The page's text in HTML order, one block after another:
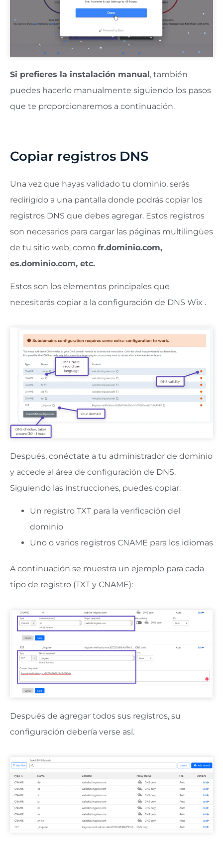
Si prefieres la instalación manual , también
puedes hacerlo manualmente siguiendo los pasos
que te proporcionaremos a continuación.
Copiar registros DNS
Una vez que hayas validado tu dominio, serás
redirigido a una pantalla donde podrás copiar los
registros DNS que debes agregar. Estos registros
son necesarios para cargar las páginas multilingües
de tu sitio web, como fr.dominio.com,
es.dominio.com, etc.
Estos son los elementos principales que
necesitarás copiar a la configuración de DNS Wix .
Después, conéctate a tu administrador de dominio
y accede al área de configuración de DNS.
Siguiendo las instrucciones, puedes copiar:
Un registro TXT para la verificación del
dominio
Uno o varios registros CNAME para los idiomas
A continuación se muestra un ejemplo para cada
tipo de registro (TXT y CNAME):
Después de agregar todos sus registros, su
configuración debería verse así.